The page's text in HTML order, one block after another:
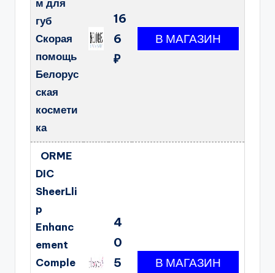
м для
губ
Скорая
помощь
Белорус
ская
космети
ка
16
6
₽
ORME
DIC
SheerLli
p
Enhanc
ement
Comple
4
0
5